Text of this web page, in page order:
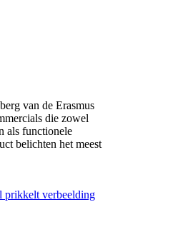
van de Erasmus
die zowel
als functionele
belichten het meest
prikkelt verbeelding